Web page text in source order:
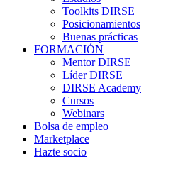
Toolkits DIRSE
Posicionamientos
Buenas prácticas
FORMACIÓN
Mentor DIRSE
Líder DIRSE
DIRSE Academy
Cursos
Webinars
Bolsa de empleo
Marketplace
Hazte socio